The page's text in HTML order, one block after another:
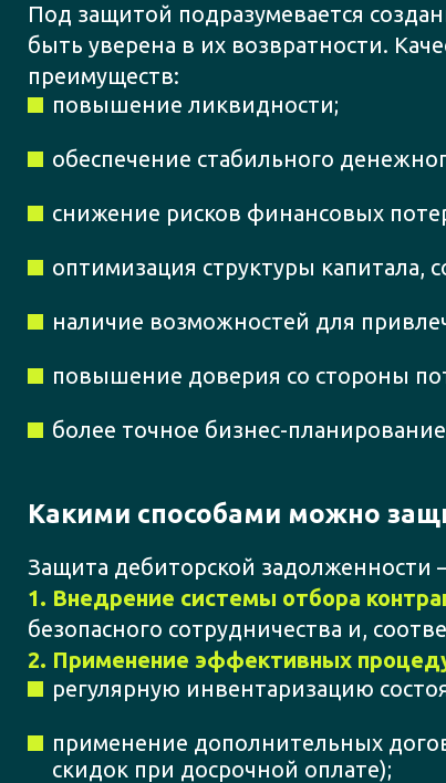
Под защитой подразумевается
быть уверена в их возвратности.
преимуществ:
повышение ликвидности;
обеспечение стабильного
снижение рисков финансовых
оптимизация структуры капитала,
наличие возможностей для
повышение доверия со стороны
более точное бизнес-
Какими способами можно
Защита дебиторской задолженности
1. Внедрение системы отбора
безопасного сотрудничества и,
2. Применение эффективных
регулярную инвентаризацию
применение дополнительных
скидок при досрочной оплате);